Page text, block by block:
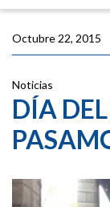
Octubre 22, 2015
Noticias
DÍA